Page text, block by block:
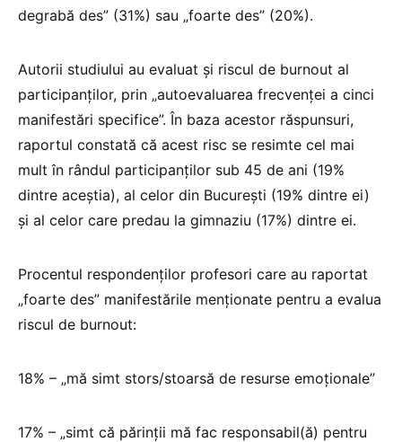
degrabă des” (31%) sau „foarte des” (20%).
Autorii studiului au evaluat și riscul de burnout al
participanților, prin „autoevaluarea frecvenței a cinci
manifestări specifice”. În baza acestor răspunsuri,
raportul constată că acest risc se resimte cel mai
mult în rândul participanților sub 45 de ani (19%
dintre aceștia), al celor din București (19% dintre ei)
și al celor care predau la gimnaziu (17%) dintre ei.
Procentul respondenților profesori care au raportat
„foarte des” manifestările menționate pentru a evalua
riscul de burnout:
18% – „mă simt stors/stoarsă de resurse emoționale”
17% – „simt că părinții mă fac responsabil(ă) pentru